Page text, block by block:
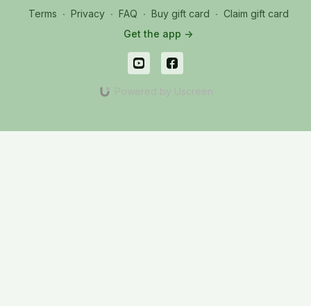
Terms ∙ Privacy ∙ FAQ ∙ Buy gift card ∙ Claim gift card
Get the app ->
Powered by Uscreen